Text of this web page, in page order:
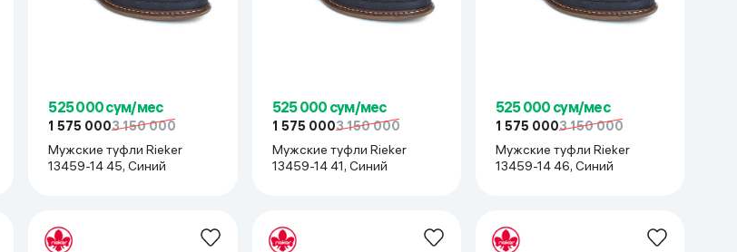
525 000 сум/мес
1 575 0003 150 000
Мужские туфли Rieker
13459-14 45, Синий
525 000 сум/мес
1 575 0003 150 000
Мужские туфли Rieker
13459-14 41, Синий
525 000 сум/мес
1 575 0003 150 000
Мужские туфли Rieker
13459-14 46, Синий